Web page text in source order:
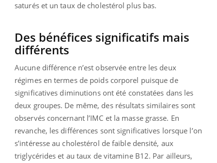
saturés et un taux de cholestérol plus bas.
Des bénéfices significatifs mais
différents
Aucune différence n’est observée entre les deux
régimes en termes de poids corporel puisque de
significatives diminutions ont été constatées dans les
deux groupes. De même, des résultats similaires sont
observés concernant l’IMC et la masse grasse. En
revanche, les différences sont significatives lorsque l’on
s’intéresse au cholestérol de faible densité, aux
triglycérides et au taux de vitamine B12. Par ailleurs,